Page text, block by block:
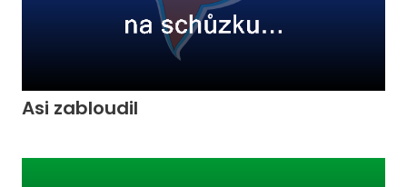
Asi zabloudil